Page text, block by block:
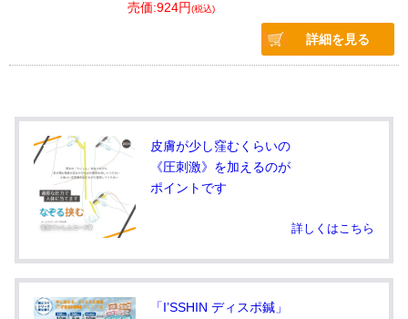
売価:924円(税込)
詳細を見る
皮膚が少し窪むくらいの
《圧刺激》を加えるのが
ポイントです
詳しくはこちら
「I’SSHIN ディスポ鍼」